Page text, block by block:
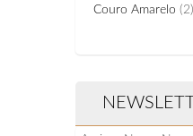
Couro Amarelo (2)